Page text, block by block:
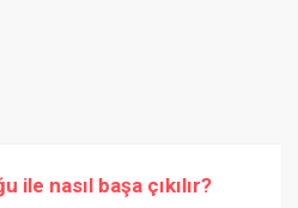
ile nasıl başa çıkılır?